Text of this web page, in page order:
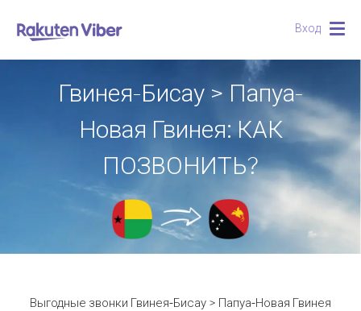
Вход
Гвинея-Бисау > Папуа-
Новая Гвинея: КАК
ПОЗВОНИТЬ?
Выгодные звонки Гвинея-Бисау > Папуа-Новая Гвинея